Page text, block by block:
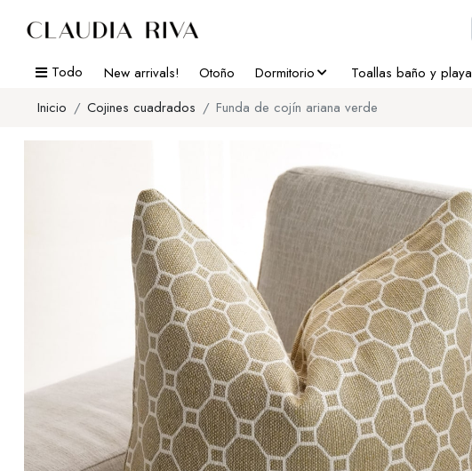
Todo New arrivals! Otoño Dormitorio
Toallas baño y playa
Inicio
Cojines cuadrados Funda de cojín ariana verde